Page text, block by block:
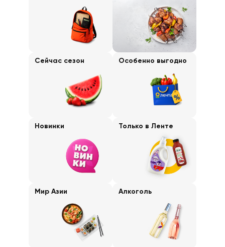
Сейчас сезон Особенно выгодно
Новинки Только в Ленте
Мир Азии Алкоголь